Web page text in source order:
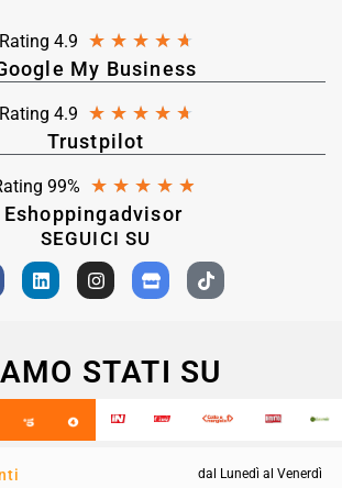
Rating 4.9 ★ ★ ★ ★ ★
My Business
Rating 4.9 ★ ★ ★ ★ ★
Trustpilot
99% ★ ★ ★ ★ ★
Eshoppingadvisor
SEGUICI SU
STATI SU
dal Lunedì al Venerdì